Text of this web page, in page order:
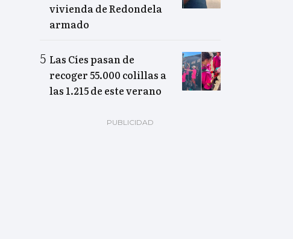
vivienda de Redondela
armado
Las Cíes pasan de
recoger 55.000 colillas a
las 1.215 de este verano